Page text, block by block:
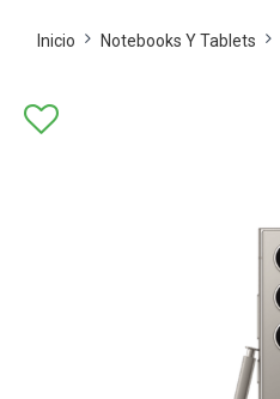
Inicio Notebooks Y Tablets